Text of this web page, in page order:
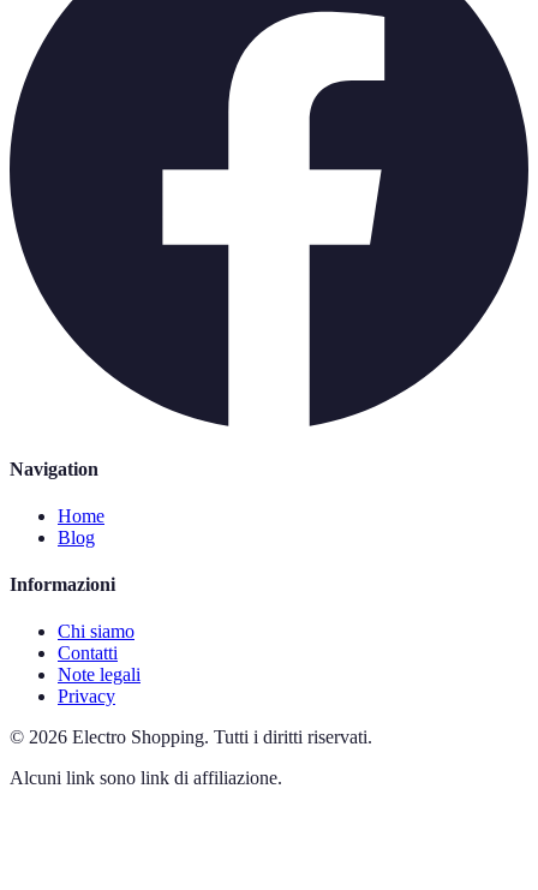
Navigation
Home
Blog
Informazioni
Chi siamo
Contatti
Note legali
Privacy
© 2026 Electro Shopping. Tutti i diritti riservati.
Alcuni link sono link di affiliazione.